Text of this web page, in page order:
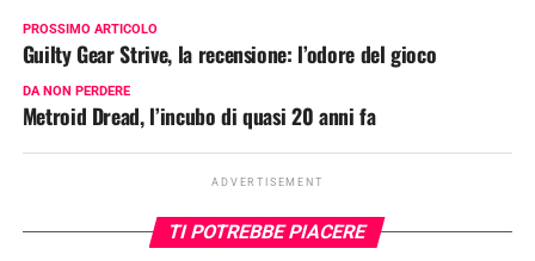
PROSSIMO ARTICOLO
Guilty Gear Strive, la recensione: l’odore del gioco
DA NON PERDERE
Metroid Dread, l’incubo di quasi 20 anni fa
ADVERTISEMENT
TI POTREBBE PIACERE